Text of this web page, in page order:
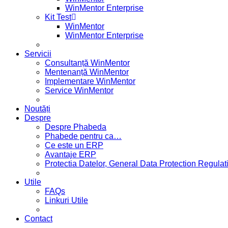
WinMentor Enterprise
Kit Test
WinMentor
WinMentor Enterprise
Servicii
Consultanță WinMentor
Mentenanță WinMentor
Implementare WinMentor
Service WinMentor
Noutăți
Despre
Despre Phabeda
Phabede pentru ca…
Ce este un ERP
Avantaje ERP
Protectia Datelor, General Data Protection
Utile
FAQs
Linkuri Utile
Contact